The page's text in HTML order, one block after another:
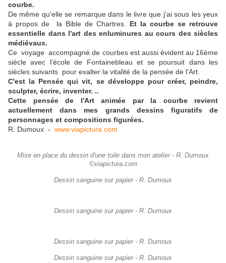
courbe.
De même qu'elle se remarque dans le livre que j'ai sous les yeux
à propos de la Bible de Chartres. Et la courbe se retrouve
essentielle dans l'art des enluminures au cours des siècles
médiévaux.
Ce voyage accompagné de courbes est aussi évident au 16ème
siècle avec l'école de Fontainebleau et se poursuit dans les
siècles suivants pour exalter la vitalité de la pensée de l'Art.
C'est la Pensée qui vit, se développe pour créer, peindre,
sculpter, écrire, inventer. ..
Cette pensée de l'Art animée par la courbe revient
actuellement dans mes grands dessins figuratifs de
personnages et compositions figurées.
R. Dumoux - www.viapictura.com
Mise en place du dessin d'une toile dans mon atelier - R. Dumoux
©viapictura.com
Dessin sanguine sur papier - R. Dumoux
Dessin sanguine sur papier - R. Dumoux
Dessin sanguine sur papier - R. Dumoux
Dessin sanguine sur papier - R. Dumoux